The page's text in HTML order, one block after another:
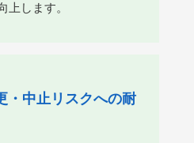
上します。
中止リスクへの耐